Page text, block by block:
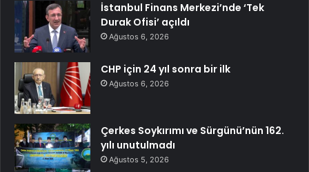
İstanbul Finans Merkezi’nde ‘Tek
Durak Ofisi’ açıldı
Ağustos 6, 2026
CHP için 24 yıl sonra bir ilk
Ağustos 6, 2026
Çerkes Soykırımı ve Sürgünü’nün 162.
yılı unutulmadı
Ağustos 5, 2026